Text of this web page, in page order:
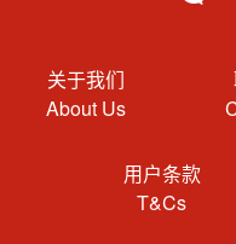
关于我们
About Us
用户条款
T&Cs